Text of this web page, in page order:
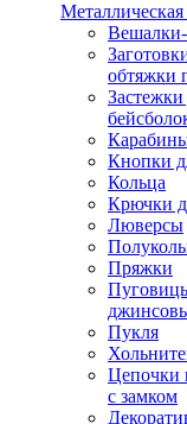
обтяжки
Застежки
Кнопки
Кольца
Крючки
Люверсы
Пряжки
Пукля
Цепочки
с замком